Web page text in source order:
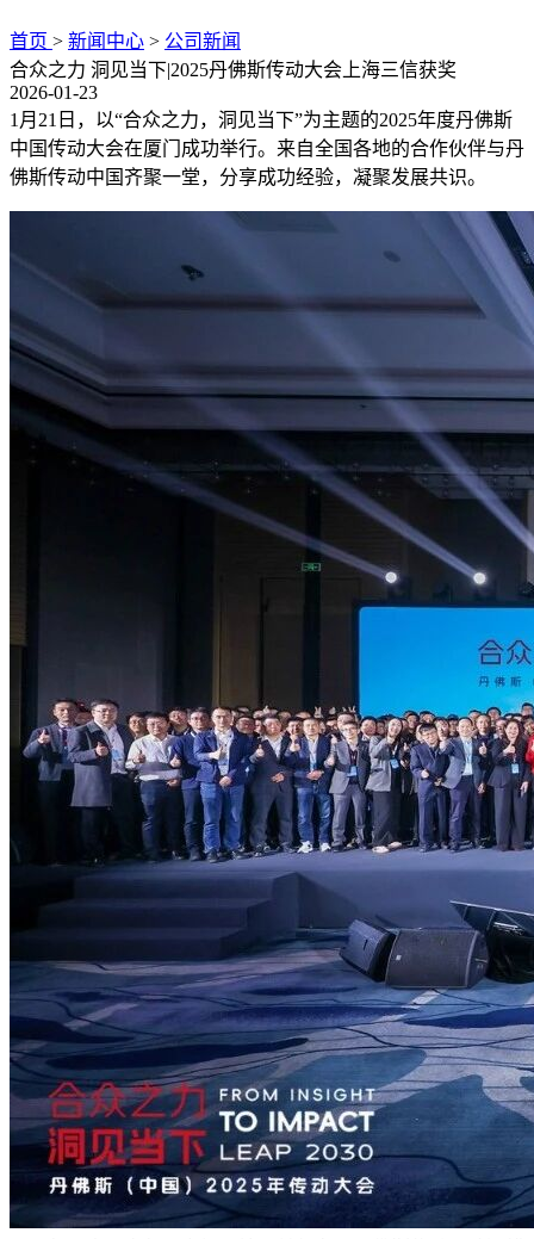
首页 > 新闻中心 > 公司新闻
合众之力 洞见当下|2025丹佛斯传动大会上海三信获奖
2026-01-23
1月21日，以“合众之力，洞见当下”为主题的2025年度丹佛斯
中国传动大会在厦门成功举行。来自全国各地的合作伙伴与丹
佛斯传动中国齐聚一堂，分享成功经验，凝聚发展共识。